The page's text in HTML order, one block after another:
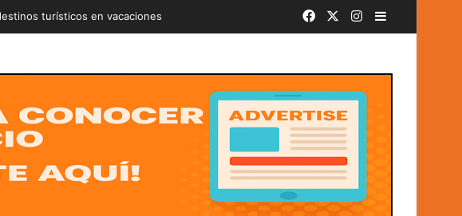
la estructura criminal «Ántrax» en Lourdes, Colón Facebook Instagram